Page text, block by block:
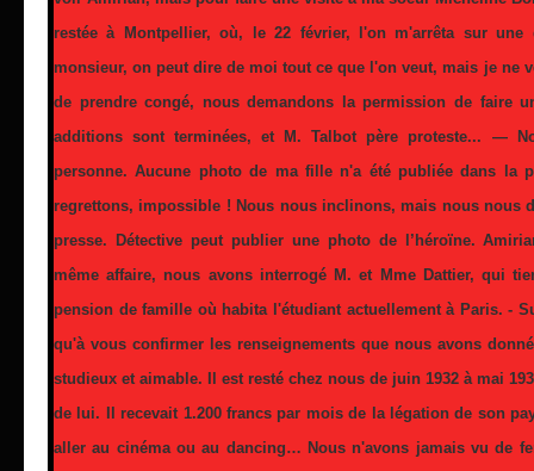
restée à Montpellier, où, le 22 février, l'on m'arrêta sur une
monsieur, on peut dire de moi tout ce que l'on veut, mais je ne
de prendre congé, nous demandons la permission de faire
additions sont terminées, et M. Talbot père proteste... —
personne. Aucune photo de ma fille n'a été publiée dans la
regrettons, impossible ! Nous nous inclinons, mais nous nous
presse. Détective peut publier une photo de l’héroïne.
même affaire, nous avons interrogé M. et Mme Dattier, qui
pension de famille où habita l'étudiant actuellement à Paris. -
qu'à vous confirmer les renseignements que nous avons
studieux et aimable. Il est resté chez nous de juin 1932 à mai
de lui. Il recevait 1.200 francs par mois de la légation de son
aller au cinéma ou au dancing… Nous n'avons jamais vu de